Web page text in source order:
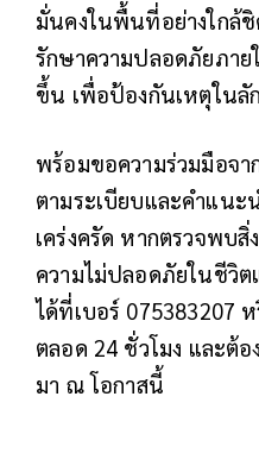
มั่นคงในพื้นที่อย่างใกล้
รักษาความปลอดภัยภา
ขึ้น เพื่อป้องกันเหตุในลั
พร้อมขอความร่วมมือจ
ตามระเบียบและคำแนะ
เคร่งครัด หากตรวจพบ
ความไม่ปลอดภัยในชีวิ
ได้ที่เบอร์ 075383207
ตลอด 24 ชั่วโมง และต้
มา ณ โอกาสนี้